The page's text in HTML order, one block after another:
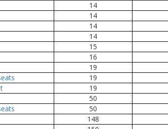
14
14
14
14
15
16
19
19
19
50
50
148